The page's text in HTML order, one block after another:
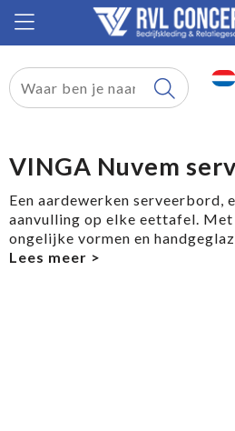
Relatiegeschenken
Tassen
Sport
VINGA Nuvem
Een aardewerken serveerbord,
aanvulling op elke eettafel.
ongelijke vormen en